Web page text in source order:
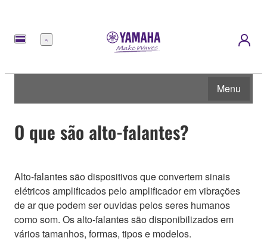
Menu
Menu
O que são alto-falantes?
Alto-falantes são dispositivos que convertem sinais
elétricos amplificados pelo amplificador em vibrações
de ar que podem ser ouvidas pelos seres humanos
como som. Os alto-falantes são disponibilizados em
vários tamanhos, formas, tipos e modelos.